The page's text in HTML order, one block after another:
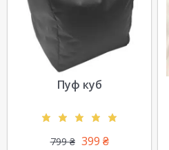
Пуф куб
799₴ 399 ₴